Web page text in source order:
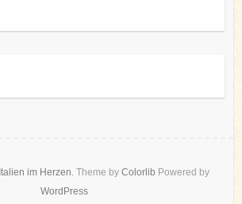
Italien im Herzen. Theme by Colorlib Powered by
WordPress